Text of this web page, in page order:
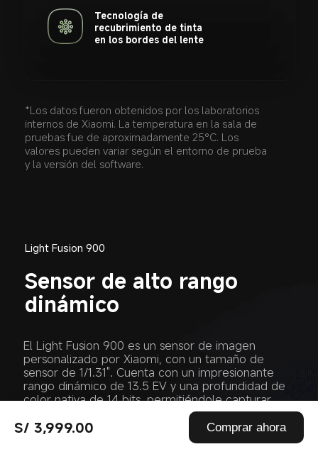
S/ 3,999.00 Comprar ahora
Tecnología de
recubrimiento de tinta
en los bordes del lente
*Los datos fueron obtenidos por los laboratorios
internos de Xiaomi. La temperatura en la sala de
pruebas fue de aproximadamente 25°C. Los
valores pueden variar según el entorno de prueba
y la versión del software.
Light Fusion 900
Sensor de alto rango
dinámico
El Light Fusion 900 es un sensor de imagen
personalizado por Xiaomi, con un tamaño de
sensor de 1/1.31". Cuenta con un impresionante
rango dinámico de 13.5 EV y una profundidad de
color nativa de 14 bits, permitiéndole capturar
detalles sin precedentes en luces y sombras.